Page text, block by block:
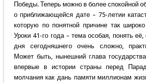
Победы. Теперь можно в более спокойной
о приближающейся дате – 75-летии
которую по понятной причине так
Уроки 41-го года – тема особая, понять
дня сегодняшнего очень сложно,
Может быть, нынешний глава
впервые в истории страны перед
молчания как дань памяти миллионам